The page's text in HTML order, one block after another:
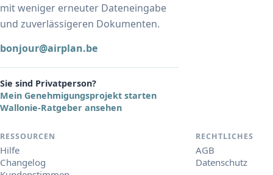
mit weniger erneuter Dateneingabe
und zuverlässigeren Dokumenten.
bonjour@airplan.be
Sie sind Privatperson?
Mein Genehmigungsprojekt starten
Wallonie-Ratgeber ansehen
RESSOURCEN
Hilfe
Changelog
RECHTLICHES
AGB
Datenschutz